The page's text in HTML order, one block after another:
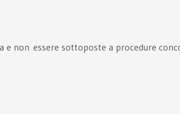
non essere sottoposte a procedure